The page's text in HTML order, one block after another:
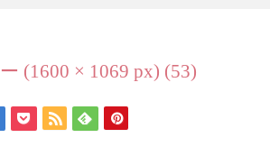
(1600 × 1069 px) (53)